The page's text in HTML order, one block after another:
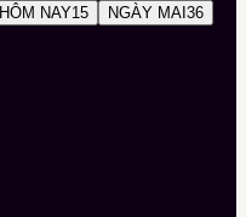
HÔM NAY15 NGÀY MAI 36